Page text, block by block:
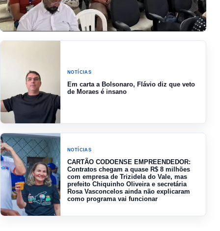
encontros pedagógicos para
professores do Ensino Médio
NOTÍCIAS
Em carta a Bolsonaro, Flávio diz que veto
de Moraes é insano
NOTÍCIAS
CARTÃO CODOENSE EMPREENDEDOR:
Contratos chegam a quase R$ 8 milhões
com empresa de Trizidela do Vale, mas
prefeito Chiquinho Oliveira e secretária
Rosa Vasconcelos ainda não explicaram
como programa vai funcionar